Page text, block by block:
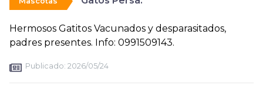
Hermosos Gatitos Vacunados y desparasitados,
padres presentes. Info: 0991509143.
Publicado: 2026/05/24